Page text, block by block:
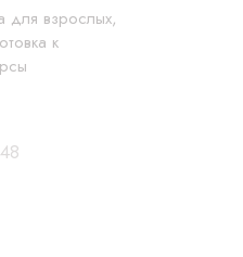
для взрослых,
к